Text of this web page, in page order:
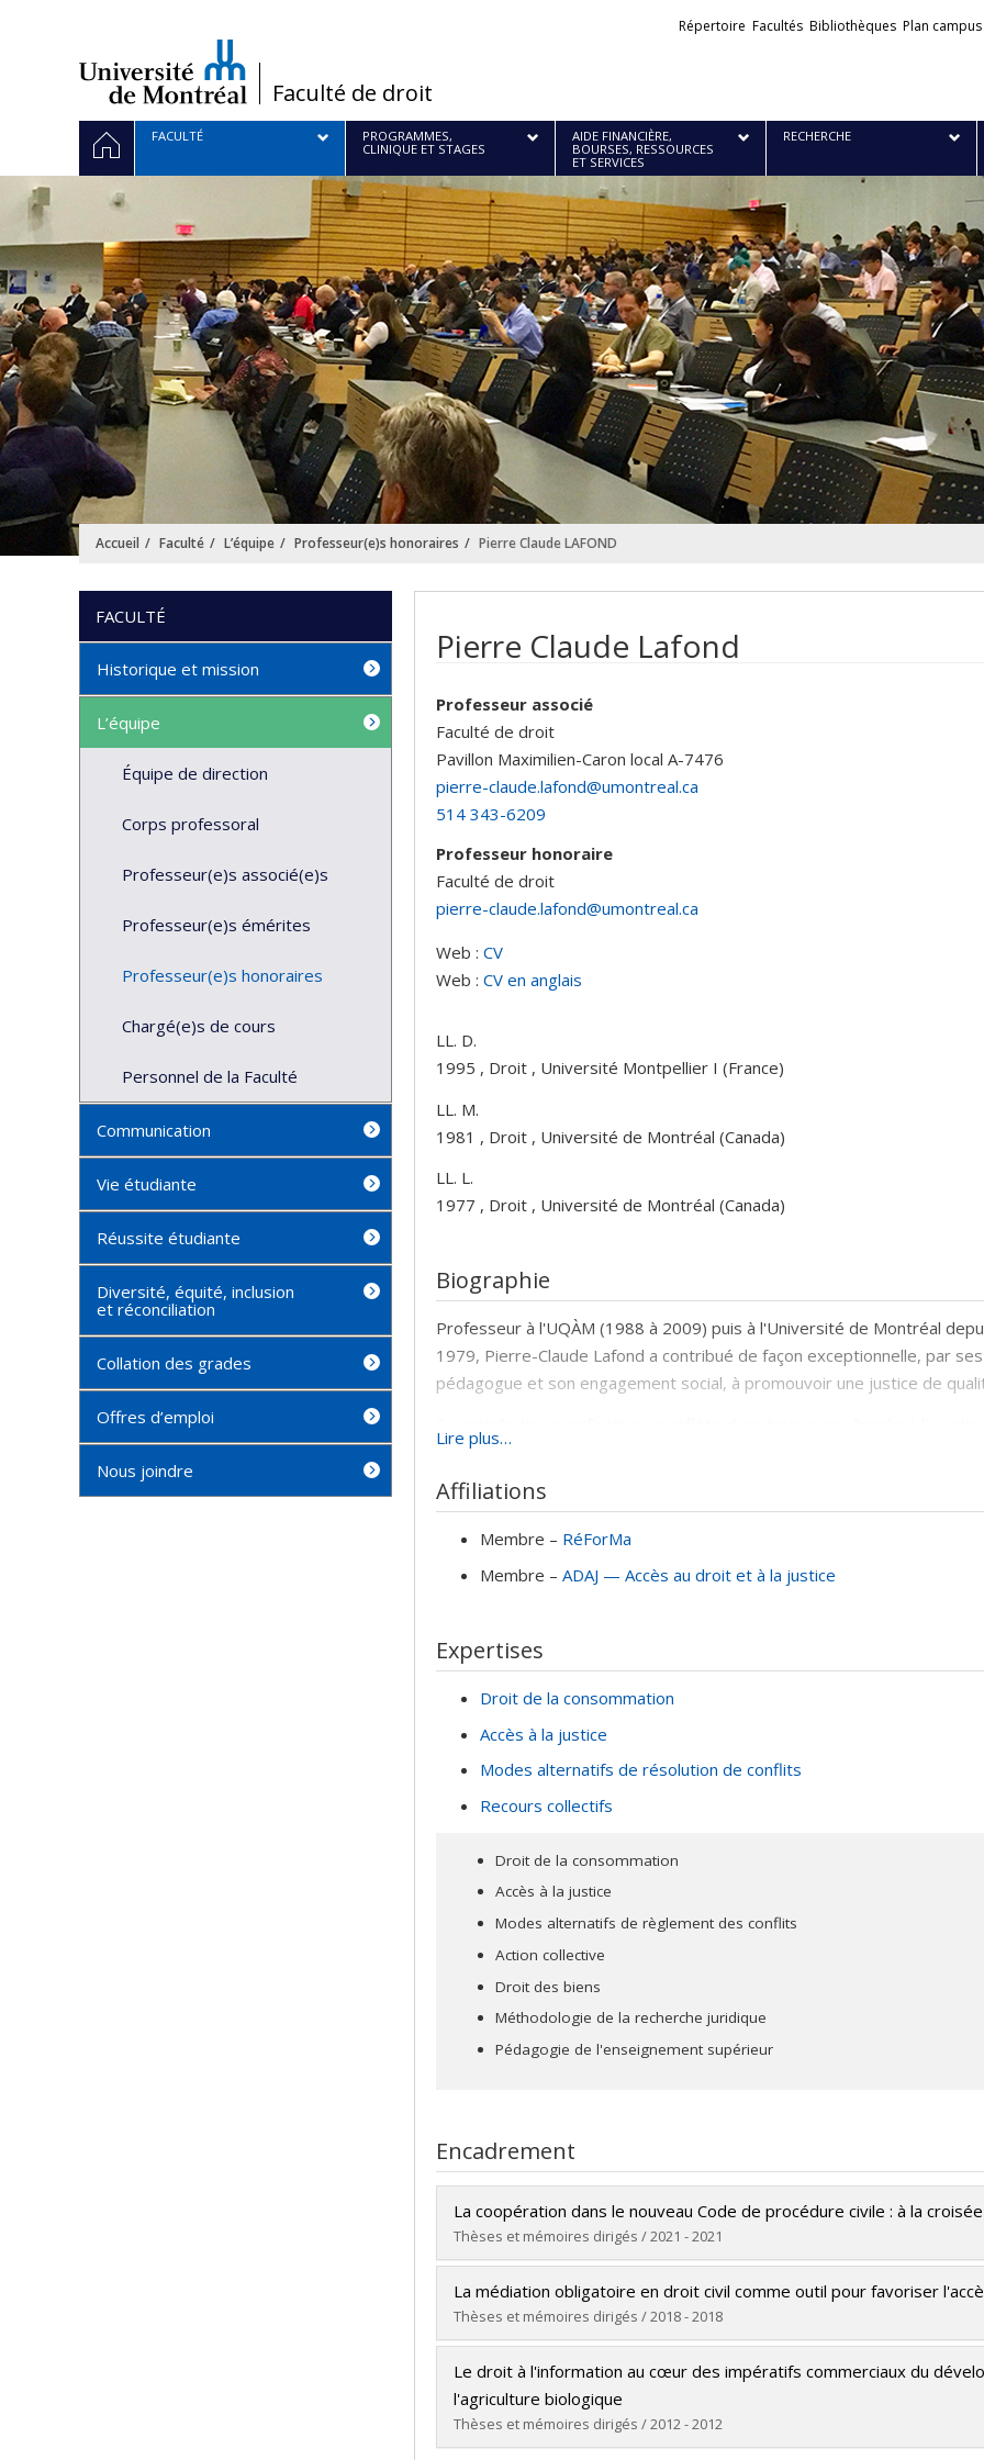
/Faculté de droit
Liens
Répertoire Facultés Bibliothèques Plan campus
Navigation
principale
ACCUEILFACULTÉ
PROGRAMMES,
CLINIQUE ET STAGES
AIDE FINANCIÈRE,
BOURSES, RESSOURCES
ET SERVICES
RECHERCHE
Accueil Faculté L’équipe Professeur(e)s honoraires Pierre Claude LAFOND
Pierre Claude Lafond
Professeur associé
Faculté de droit
Pavillon Maximilien-Caron local A-7476
pierre-claude.lafond@umontreal.ca
514 343-6209
Professeur honoraire
Faculté de droit
pierre-claude.lafond@umontreal.ca
Web : CV
Web : CV en anglais
LL. D.
1995 , Droit , Université Montpellier I (France)
LL. M.
1981 , Droit , Université de Montréal (Canada)
LL. L.
1977 , Droit , Université de Montréal (Canada)
Biographie
Professeur à l'UQÀM (1988 à 2009) puis à l'Université de Montréal
1979, Pierre-Claude Lafond a contribué de façon exceptionnelle, par
pédagogue et son engagement social, à promouvoir une justice de
de conflits et le recours collectif, le droit de la consommation et le droit
publications sur les modes appropriés de résolution de conflits,
justice. Quant à ses publications dans le domaine des recours
des mécanismes permettant d'obtenir compensation, notamment
en compte de la vulnérabilité des personnes dans l'élaboration de
Lire plus…
Affiliations
Membre – RéForMa
Membre – ADAJ — Accès au droit et à la justice
Expertises
Droit de la consommation
Accès à la justice
Modes alternatifs de résolution de conflits
Recours collectifs
Droit de la consommation
Accès à la justice
Modes alternatifs de règlement des conflits
Action collective
Droit des biens
Méthodologie de la recherche juridique
Pédagogie de l'enseignement supérieur
Encadrement
La coopération dans le nouveau Code de procédure civile : à la
Thèses et mémoires dirigés / 2021 - 2021
Diplômé(e) : Laflamme, Annie
Cycle : Maîtrise
Diplôme obtenu :LL. M.
Lien vers le document dans Papyrus
La médiation obligatoire en droit civil comme outil pour favoriser
Thèses et mémoires dirigés / 2018 - 2018
Diplômé(e) :Duranleau, Joëlle
Cycle :Maîtrise
Diplôme obtenu :LL. M.
Lien vers le document dans Papyrus
Le droit à l'information au cœur des impératifs commerciaux du
l'agriculture biologique
Thèses et mémoires dirigés / 2012 - 2012
FACULTÉ
Historique et mission
L’équipe
Équipe de direction
Corps professoral
Professeur(e)s associé(e)s
Professeur(e)s émérites
Professeur(e)s honoraires
Chargé(e)s de cours
Personnel de la Faculté
Communication
Vie étudiante
Réussite étudiante
Diversité, équité, inclusion
et réconciliation
Collation des grades
Offres d’emploi
Nous joindre